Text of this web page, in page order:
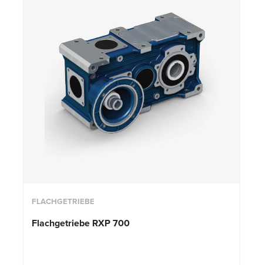
FLACHGETRIEBE
Flachgetriebe RXP 700